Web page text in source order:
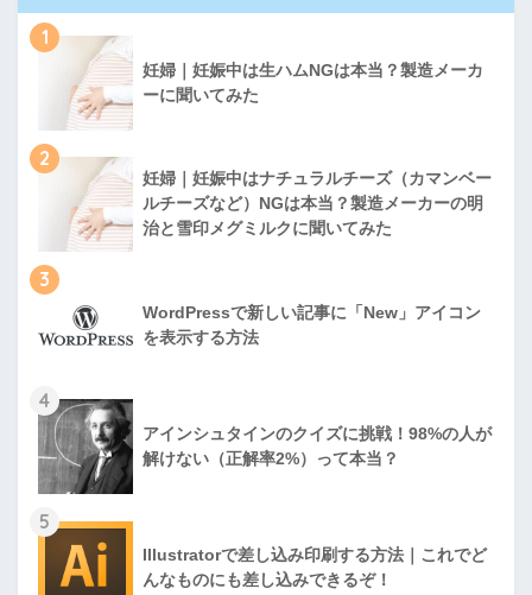
1
妊婦｜妊娠中は生ハムNGは本当？製造メーカ
ーに聞いてみた
2
妊婦｜妊娠中はナチュラルチーズ（カマンベー
ルチーズなど）NGは本当？製造メーカーの明
治と雪印メグミルクに聞いてみた
3
WordPressで新しい記事に「New」アイコン
を表示する方法
4
アインシュタインのクイズに挑戦！98%の人が
解けない（正解率2%）って本当？
5
Illustratorで差し込み印刷する方法｜これでど
んなものにも差し込みできるぞ！